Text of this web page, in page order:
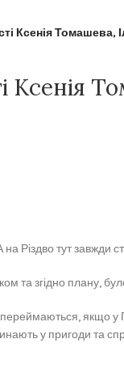
Ксенія Томашева,
Ксенія
Різдво тут завжди
та згідно плану,
якщо у
у пригоди та